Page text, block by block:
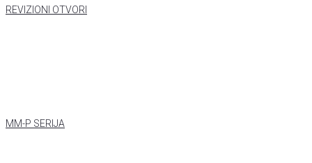
REVIZIONI OTVORI
MM-P SERIJA